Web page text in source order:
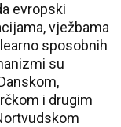
evropski
vježbama
sposobnih
su
i drugim